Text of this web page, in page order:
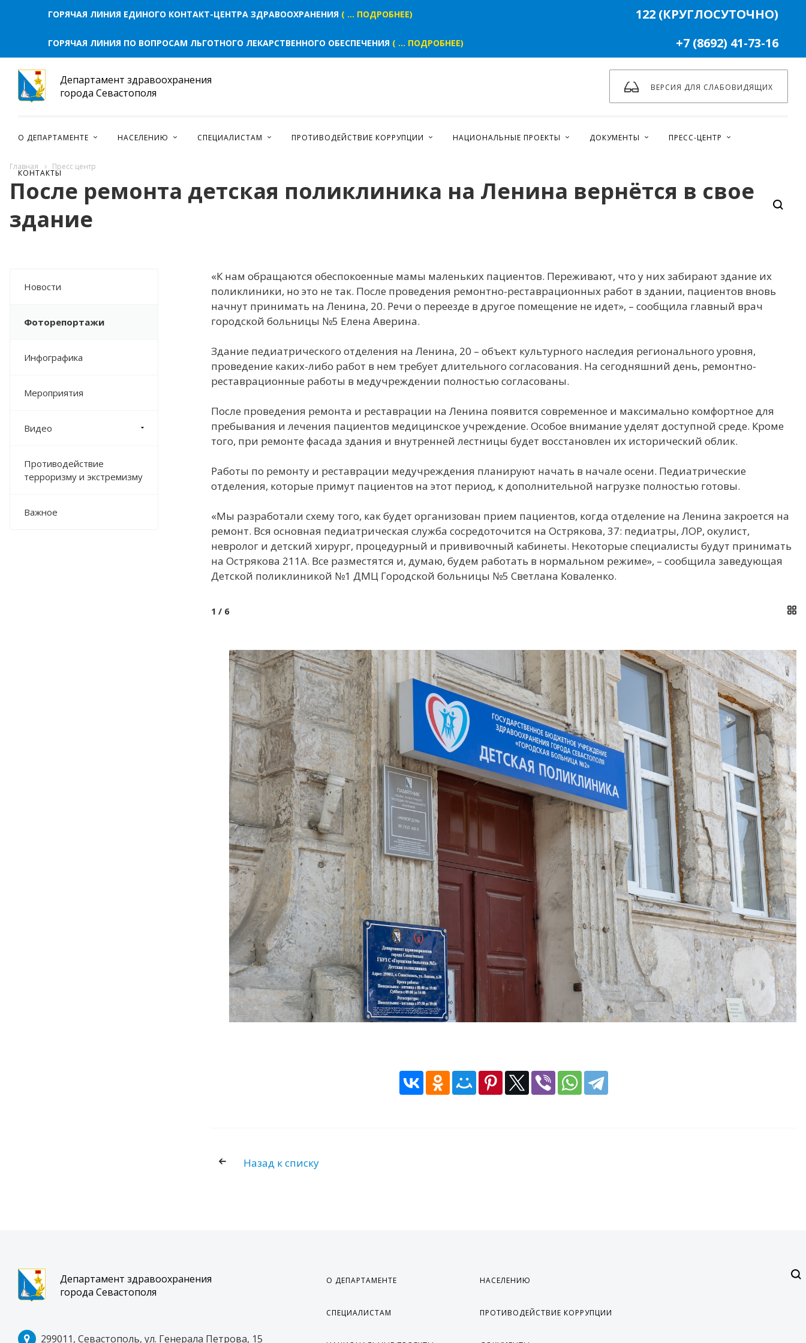
Главная Пресс центр
После ремонта детская поликлиника на Ленина вернётся в свое
здание
Новости
Фоторепортажи
Инфографика
Мероприятия
Видео
Противодействие
терроризму и экстремизму
Важное
«К нам обращаются обеспокоенные мамы маленьких пациентов. Переживают, что у них забирают здание их
поликлиники, но это не так. После проведения ремонтно-реставрационных работ в здании, пациентов вновь
начнут принимать на Ленина, 20. Речи о переезде в другое помещение не идет», – сообщила главный врач
городской больницы №5 Елена Аверина.
Здание педиатрического отделения на Ленина, 20 – объект культурного наследия регионального уровня,
проведение каких-либо работ в нем требует длительного согласования. На сегодняшний день, ремонтно-
реставрационные работы в медучреждении полностью согласованы.
После проведения ремонта и реставрации на Ленина появится современное и максимально комфортное для
пребывания и лечения пациентов медицинское учреждение. Особое внимание уделят доступной среде. Кроме
того, при ремонте фасада здания и внутренней лестницы будет восстановлен их исторический облик.
Работы по ремонту и реставрации медучреждения планируют начать в начале осени. Педиатрические
отделения, которые примут пациентов на этот период, к дополнительной нагрузке полностью готовы.
«Мы разработали схему того, как будет организован прием пациентов, когда отделение на Ленина закроется на
ремонт. Вся основная педиатрическая служба сосредоточится на Острякова, 37: педиатры, ЛОР, окулист,
невролог и детский хирург, процедурный и прививочный кабинеты. Некоторые специалисты будут принимать
на Острякова 211А. Все разместятся и, думаю, будем работать в нормальном режиме», – сообщила заведующая
Детской поликлиникой №1 ДМЦ Городской больницы №5 Светлана Коваленко.
1 / 6
Назад к списку
Департамент здравоохранения
города Севастополя
299011, Севастополь, ул. Генерала Петрова, 15
О ДЕПАРТАМЕНТЕ НАСЕЛЕНИЮ
СПЕЦИАЛИСТАМ ПРОТИВОДЕЙСТВИЕ КОРРУПЦИИ
ГОРЯЧАЯ ЛИНИЯ ЕДИНОГО КОНТАКТ-ЦЕНТРА ЗДРАВООХРАНЕНИЯ ( ... ПОДРОБНЕЕ) 122 (КРУГЛОСУТОЧНО)
ГОРЯЧАЯ ЛИНИЯ ПО ВОПРОСАМ ЛЬГОТНОГО ЛЕКАРСТВЕННОГО ОБЕСПЕЧЕНИЯ ( ... ПОДРОБНЕЕ) +7 (8692) 41-73-16
Департамент здравоохранения
города Севастополя
ВЕРСИЯ ДЛЯ СЛАБОВИДЯЩИХ
О ДЕПАРТАМЕНТЕ НАСЕЛЕНИЮ СПЕЦИАЛИСТАМ ПРОТИВОДЕЙСТВИЕ КОРРУПЦИИ НАЦИОНАЛЬНЫЕ ПРОЕКТЫ ДОКУМЕНТЫ ПРЕСС-ЦЕНТР
КОНТАКТЫ